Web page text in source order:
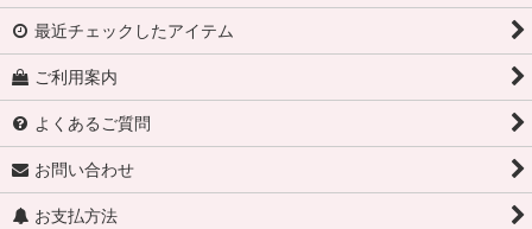
最近チェックしたアイテム
ご利用案内
よくあるご質問
お問い合わせ
お支払方法